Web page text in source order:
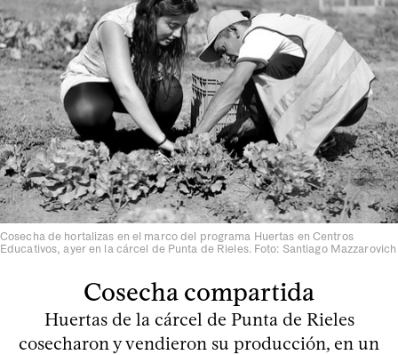
Cosecha de hortalizas en el marco del programa Huertas en Centros
Educativos, ayer en la cárcel de Punta de Rieles. Foto: Santiago Mazzarovich
Cosecha compartida
Huertas de la cárcel de Punta de Rieles
cosecharon y vendieron su producción, en un